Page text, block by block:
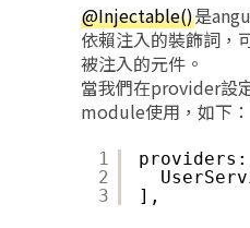
@Injectable()是
依賴注入的裝飾詞，
被注入的元件。
當我們在provider設
module使用，如下：
1
2
3
],